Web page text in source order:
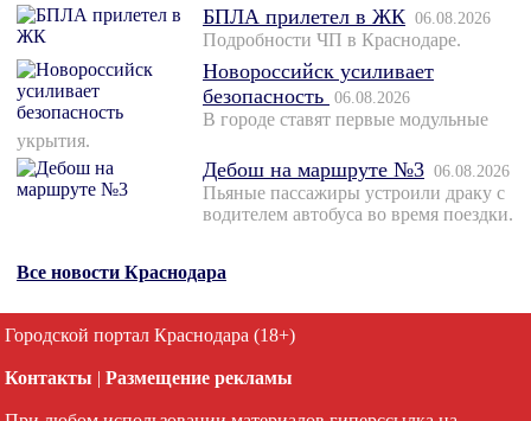
БПЛА прилетел в ЖК 06.08.2026
Подробности ЧП в Краснодаре.
Новороссийск усиливает
безопасность 06.08.2026
В городе ставят первые модульные
укрытия.
Дебош на маршруте №3 06.08.2026
Пьяные пассажиры устроили драку с
водителем автобуса во время поездки.
Все новости Краснодара
Городской портал Краснодара (18+)
Контакты | Размещение рекламы